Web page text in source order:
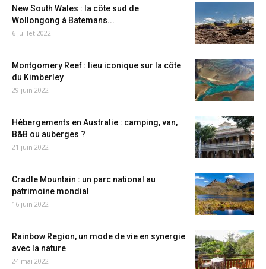
New South Wales : la côte sud de
Wollongong à Batemans...
6 juillet 2022
Montgomery Reef : lieu iconique sur la côte
du Kimberley
29 juin 2022
Hébergements en Australie : camping, van,
B&B ou auberges ?
21 juin 2022
Cradle Mountain : un parc national au
patrimoine mondial
16 juin 2022
Rainbow Region, un mode de vie en synergie
avec la nature
24 mai 2022